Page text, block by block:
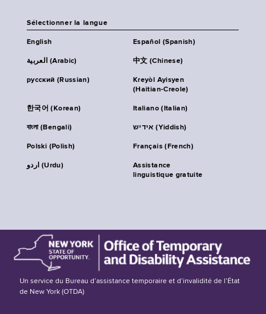
Sélectionner la langue
English Español (Spanish)
العربية (Arabic) 中文 (Chinese)
русский (Russian)
Kreyòl Ayisyen
(Haitian-Creole)
한국어 (Korean) Italiano (Italian)
বাংলা (Bengali) אידיש (Yiddish)
Polski (Polish) Français (French)
اردو (Urdu)
Assistance
linguistique gratuite
Un service du Bureau d’assistance temporaire et d’invalidité de l’État
de New York (OTDA)